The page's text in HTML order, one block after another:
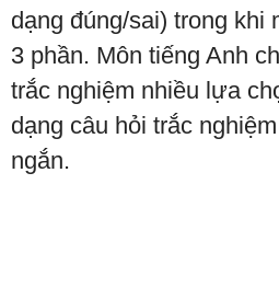
dạng đúng/sai) trong khi
3 phần. Môn tiếng Anh
trắc nghiệm nhiều lựa
dạng câu hỏi trắc
ngắn.